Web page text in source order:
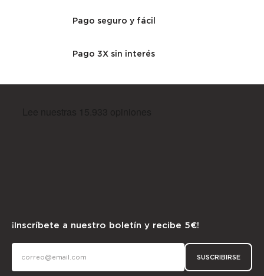
Pago seguro y fácil
Pago 3X sin interés
¡Inscríbete a nuestro boletín y recibe 5€!
SUSCRIBIRSE